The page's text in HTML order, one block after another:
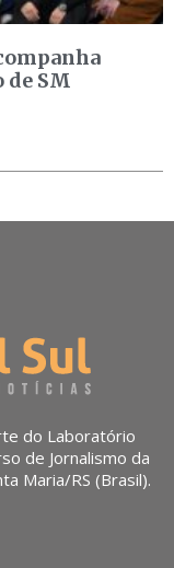
de SM
do Laboratório
de Jornalismo da
Maria/RS (Brasil).